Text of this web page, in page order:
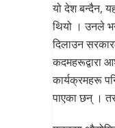
यो देश बन्दैन,
थियो । उनले
दिलाउन
कदमहरूद्वारा
कार्यक्रमहरू
पाएका छन् । तर